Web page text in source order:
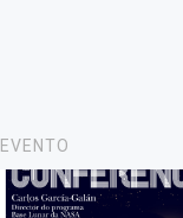
EVENTO